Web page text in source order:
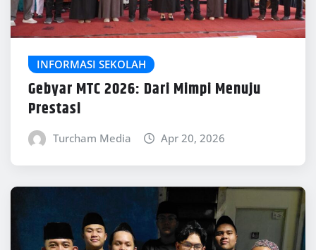
INFORMASI SEKOLAH
Gebyar MTC 2026: Dari Mimpi Menuju
Prestasi
Turcham Media Apr 20, 2026